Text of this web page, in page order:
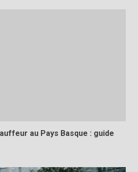
au Pays Basque : guide